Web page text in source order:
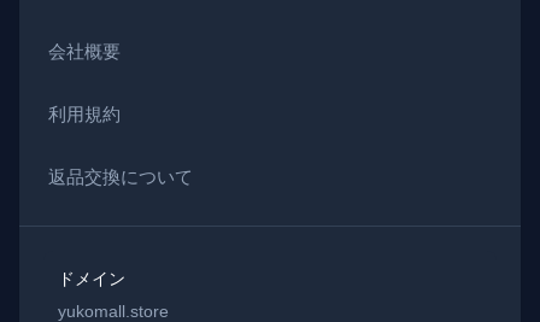
会社概要
利用規約
返品交換について
ドメイン
yukomall.store